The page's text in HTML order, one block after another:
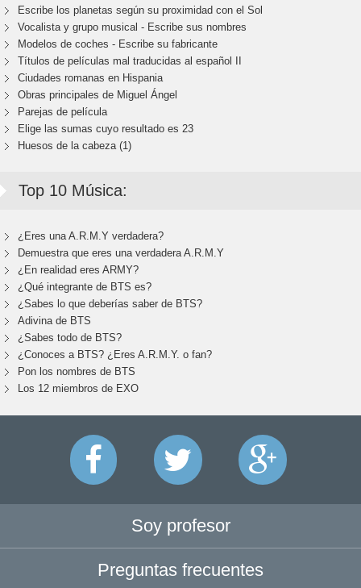
Escribe los planetas según su proximidad con el Sol
Vocalista y grupo musical - Escribe sus nombres
Modelos de coches - Escribe su fabricante
Títulos de películas mal traducidas al español II
Ciudades romanas en Hispania
Obras principales de Miguel Ángel
Parejas de película
Elige las sumas cuyo resultado es 23
Huesos de la cabeza (1)
Top 10 Música:
¿Eres una A.R.M.Y verdadera?
Demuestra que eres una verdadera A.R.M.Y
¿En realidad eres ARMY?
¿Qué integrante de BTS es?
¿Sabes lo que deberías saber de BTS?
Adivina de BTS
¿Sabes todo de BTS?
¿Conoces a BTS? ¿Eres A.R.M.Y. o fan?
Pon los nombres de BTS
Los 12 miembros de EXO
Soy profesor
Preguntas frecuentes